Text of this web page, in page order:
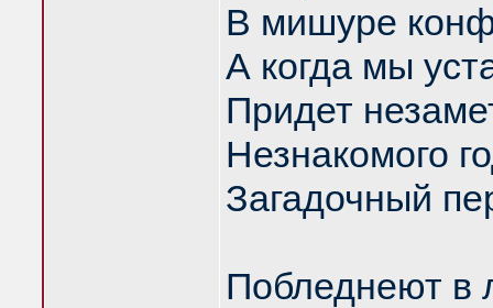
В мишуре
А когда мы
Придет
Незнакомого
Загадочный
Побледнеют в